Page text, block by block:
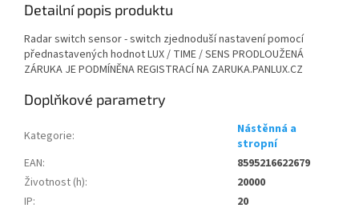
Detailní popis produktu
Radar switch sensor - switch zjednoduší nastavení pomocí
přednastavených hodnot LUX / TIME / SENS PRODLOUŽENÁ
ZÁRUKA JE PODMÍNĚNA REGISTRACÍ NA ZARUKA.PANLUX.CZ
Doplňkové parametry
Kategorie:
Nástěnná a
stropní
EAN:
8595216622679
Životnost (h):
20000
IP:
20